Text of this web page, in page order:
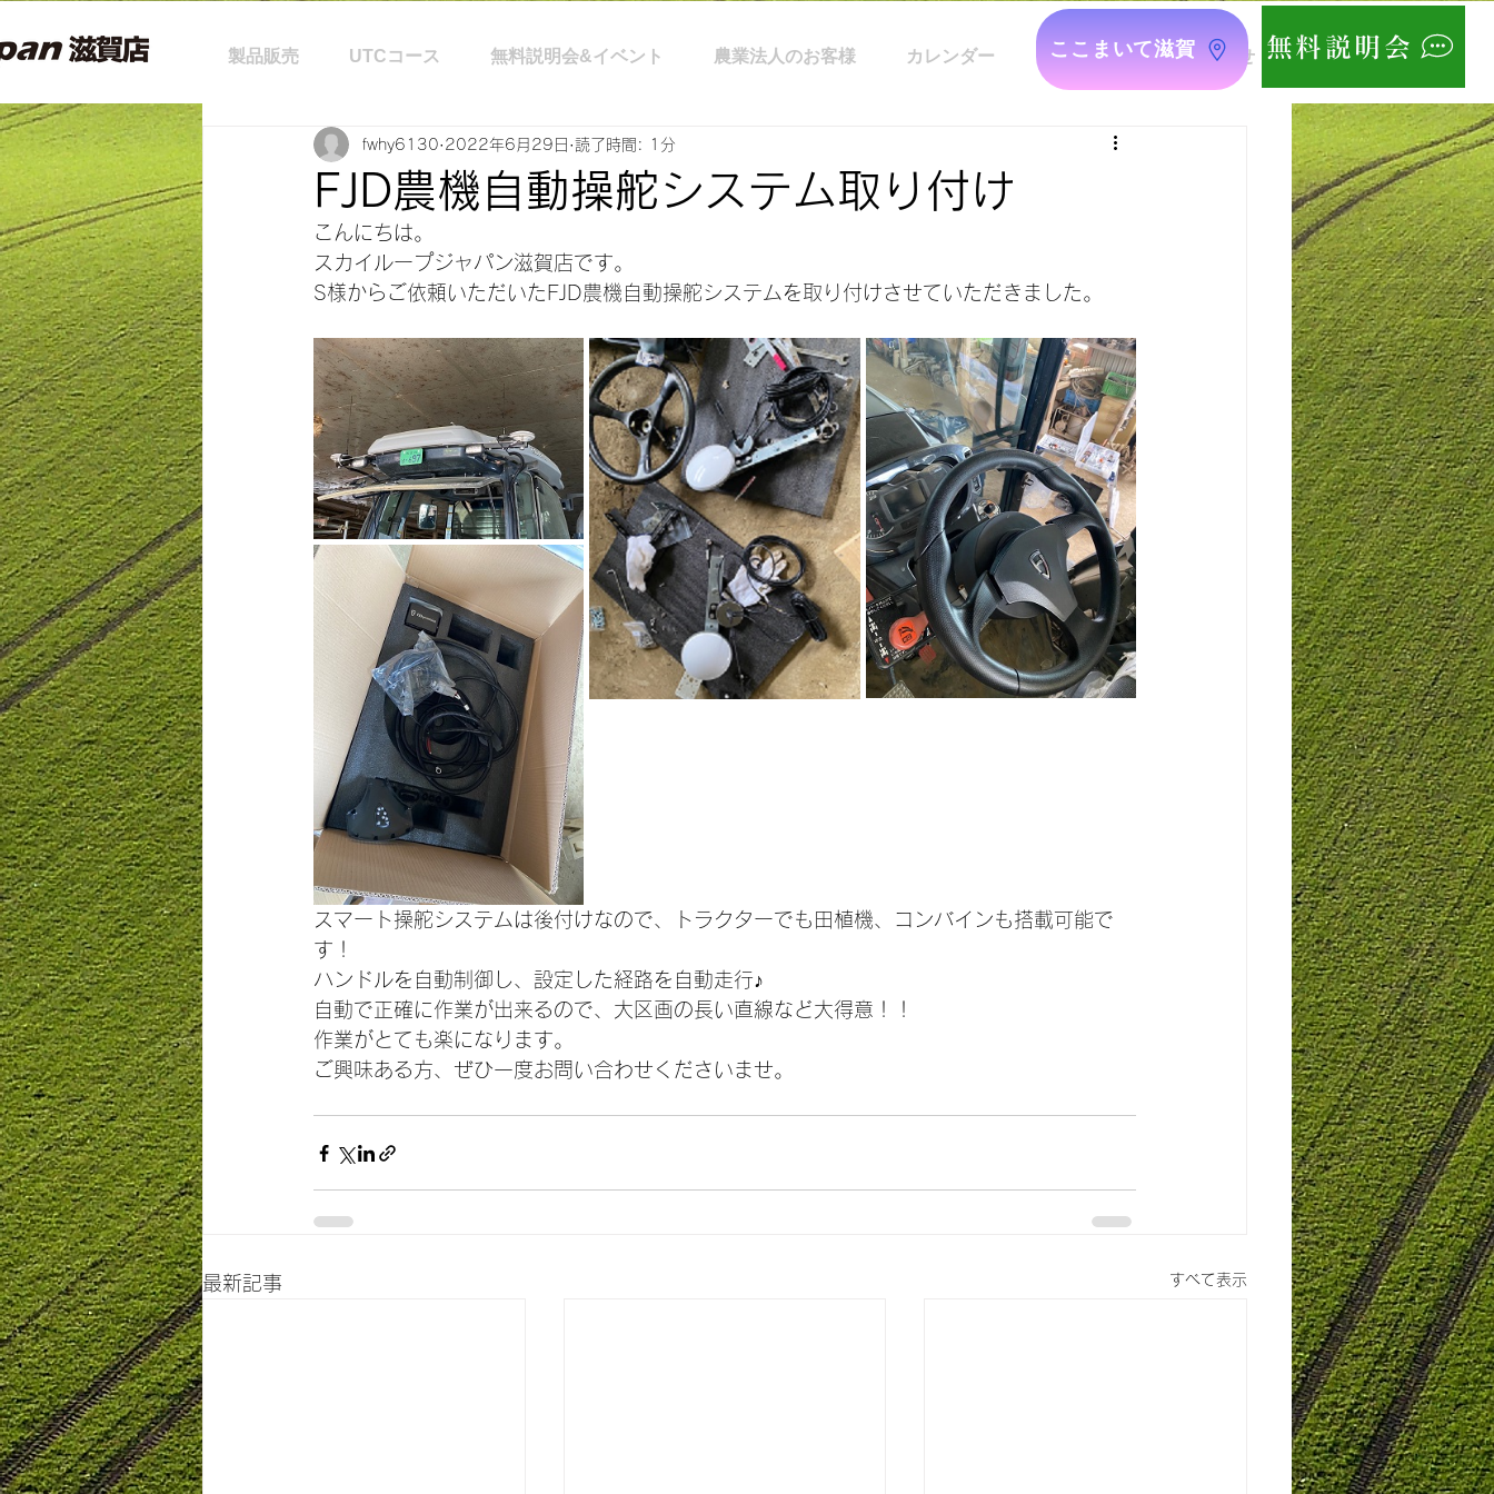
無料説明会
ここまいて滋賀
製品販売 UTCコース 無料説明会&イベント 農業法人のお客様 カレンダー 最新情報 お問い合せ
FJD農機自動操舵システム取り付け
fwhy6130 2022年6月29日 読了時間: 1分
こんにちは。
スカイループジャパン滋賀店です。
S様からご依頼いただいたFJD農機自動操舵システムを取り付けさせていただきました。
スマート操舵システムは後付けなので、トラクターでも田植機、コンバインも搭載可能で
す！
ハンドルを自動制御し、設定した経路を自動走行♪
自動で正確に作業が出来るので、大区画の長い直線など大得意！！
作業がとても楽になります。
ご興味ある方、ぜひ一度お問い合わせくださいませ。
最新記事 すべて表示